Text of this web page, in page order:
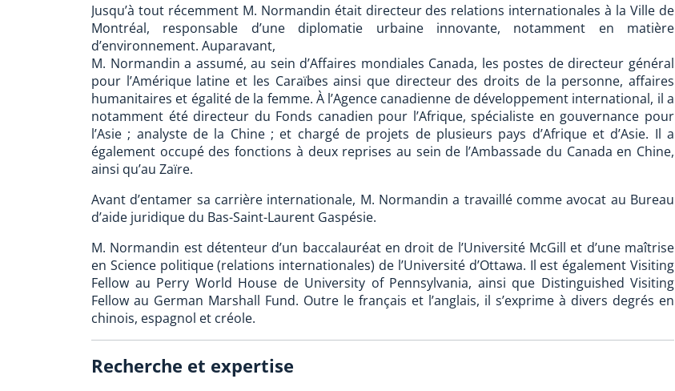
Jusqu’à tout récemment M. Normandin était directeur des relations internationales à la Ville de
Montréal, responsable d’une diplomatie urbaine innovante, notamment en matière
d’environnement. Auparavant,
M. Normandin a assumé, au sein d’Affaires mondiales Canada, les postes de directeur général
pour l’Amérique latine et les Caraïbes ainsi que directeur des droits de la personne, affaires
humanitaires et égalité de la femme. À l’Agence canadienne de développement international, il a
notamment été directeur du Fonds canadien pour l’Afrique, spécialiste en gouvernance pour
l’Asie ; analyste de la Chine ; et chargé de projets de plusieurs pays d’Afrique et d’Asie. Il a
également occupé des fonctions à deux reprises au sein de l’Ambassade du Canada en Chine,
ainsi qu’au Zaïre.
Avant d’entamer sa carrière internationale, M. Normandin a travaillé comme avocat au Bureau
d’aide juridique du Bas-Saint-Laurent Gaspésie.
M. Normandin est détenteur d’un baccalauréat en droit de l’Université McGill et d’une maîtrise
en Science politique (relations internationales) de l’Université d’Ottawa. Il est également Visiting
Fellow au Perry World House de University of Pennsylvania, ainsi que Distinguished Visiting
Fellow au German Marshall Fund. Outre le français et l’anglais, il s’exprime à divers degrés en
chinois, espagnol et créole.
Recherche et expertise